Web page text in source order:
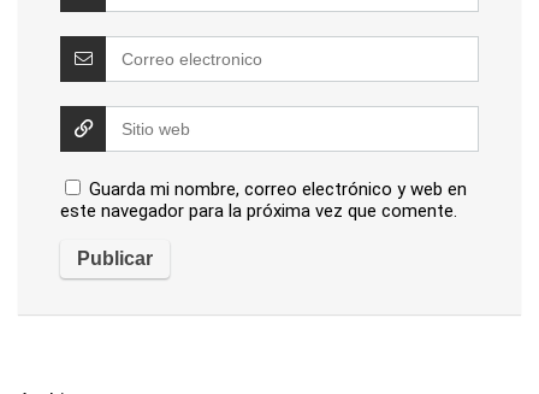
Guarda mi nombre, correo electrónico y web en
este navegador para la próxima vez que comente.